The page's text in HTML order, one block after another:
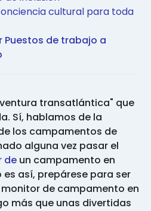
cultural para toda
Puestos de trabajo a
transatlántica" que
Sí, hablamos de la
los campamentos de
alguna vez pasar el
de un campamento en
es así, prepárese para ser
de campamento en
más que unas divertidas